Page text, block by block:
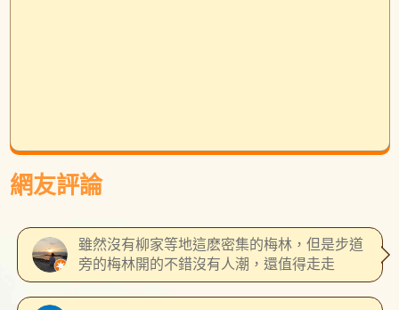
網友評論
雖然沒有柳家等地這麽密集的梅林，但是步道
旁的梅林開的不錯沒有人潮，還值得走走